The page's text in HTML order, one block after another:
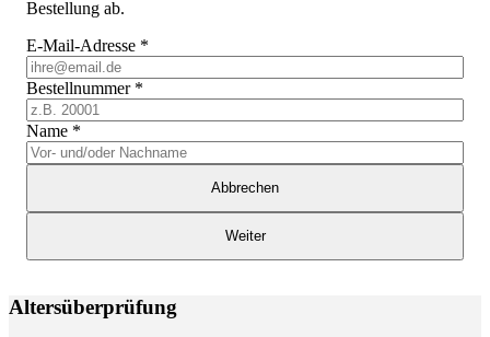
Bestellung ab.
E-Mail-Adresse *
Bestellnummer *
Name *
Abbrechen
Weiter
Altersüberprüfung